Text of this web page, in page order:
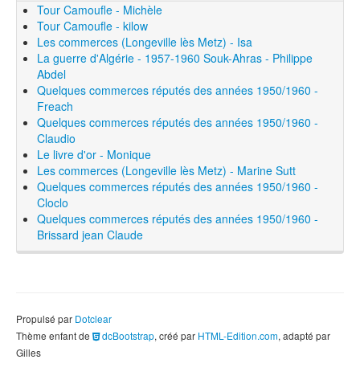
Tour Camoufle - Michèle
Tour Camoufle - kilow
Les commerces (Longeville lès Metz) - Isa
La guerre d'Algérie - 1957-1960 Souk-Ahras - Philippe
Abdel
Quelques commerces réputés des années 1950/1960 -
Freach
Quelques commerces réputés des années 1950/1960 -
Claudio
Le livre d'or - Monique
Les commerces (Longeville lès Metz) - Marine Sutt
Quelques commerces réputés des années 1950/1960 -
Cloclo
Quelques commerces réputés des années 1950/1960 -
Brissard jean Claude
Propulsé par Dotclear
Thème enfant de
dcBootstrap, créé par HTML-Edition.com, adapté par
Gilles